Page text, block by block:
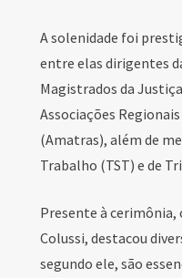
A solenidade foi
entre elas dirigentes
Magistrados da
Associações
(Amatras), além de
Trabalho (TST) e de
Presente à cerimônia,
Colussi, destacou
segundo ele, são